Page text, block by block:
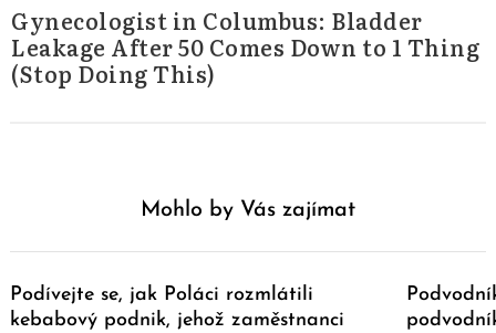
Gynecologist in Columbus: Bladder
Leakage After 50 Comes Down to 1 Thing
(Stop Doing This)
Mohlo by Vás zajímat
Podívejte se, jak Poláci rozmlátili
kebabový podnik, jehož zaměstnanci